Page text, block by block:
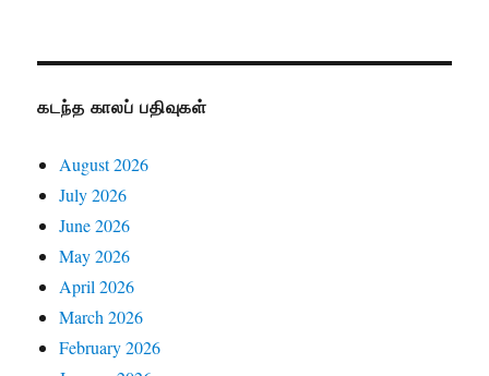
கடந்த காலப் பதிவுகள்
August 2026
July 2026
June 2026
May 2026
April 2026
March 2026
February 2026